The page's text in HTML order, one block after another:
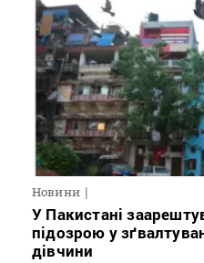
Новини
У Пакистані
підозрою у
дівчини